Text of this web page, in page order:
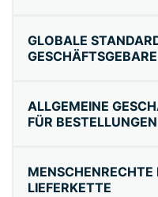
GLOBALE
ALLGEMEINE
FÜR BESTELLUNGEN
MENSCHENRECHTE
LIEFERKETTE